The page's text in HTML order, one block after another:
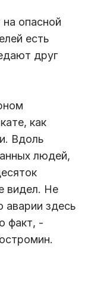
опасной
есть
друг
как
Вдоль
людей,
видел. Не
аварии здесь
факт, -